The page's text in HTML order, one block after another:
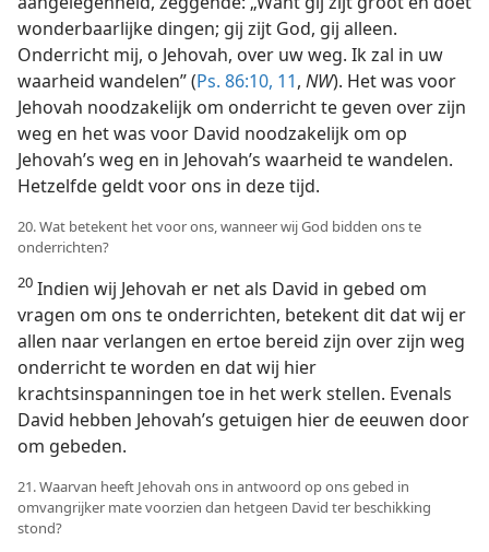
wonderbaarlijke dingen; gij zijt God, gij alleen.
Onderricht mij, o Jehovah, over uw weg. Ik zal in uw
waarheid wandelen” (Ps. 86:10, 11, NW). Het was voor
Jehovah noodzakelijk om onderricht te geven over zijn
weg en het was voor David noodzakelijk om op
Jehovah’s weg en in Jehovah’s waarheid te wandelen.
Hetzelfde geldt voor ons in deze tijd.
20. Wat betekent het voor ons, wanneer wij God bidden ons te
onderrichten?
20 Indien wij Jehovah er net als David in gebed om
vragen om ons te onderrichten, betekent dit dat wij er
allen naar verlangen en ertoe bereid zijn over zijn weg
onderricht te worden en dat wij hier
krachtsinspanningen toe in het werk stellen. Evenals
David hebben Jehovah’s getuigen hier de eeuwen door
om gebeden.
21. Waarvan heeft Jehovah ons in antwoord op ons gebed in
omvangrijker mate voorzien dan hetgeen David ter beschikking
stond?